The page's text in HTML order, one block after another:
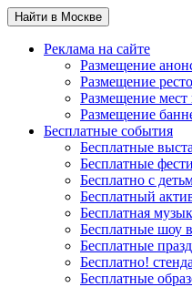
Найти в Москве
Реклама на сайте
Размещение
Размещение
Размещение
Размещение
Бесплатные события
Бесплатные
Бесплатные
Бесплатно с
Бесплатный
Бесплатная
Бесплатные шоу
Бесплатные
Бесплатно!
Бесплатные